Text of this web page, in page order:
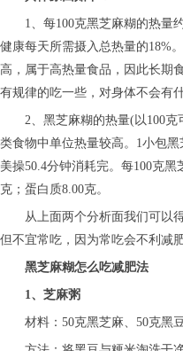
1、每100克黑芝麻糊的热量
健康每天所需摄入总热量的18%
高，属于高热量食品，因此长期
有规律的吃一些，对身体不会有
2、黑芝麻糊的热量(以100克
类食物中单位热量较高。1小包
美操50.4分钟消耗完。每100克
克；蛋白质8.00克。
从上面两个分析面我们可以得
但不宜常吃，因为常吃会不利减肥
黑芝麻糊怎么吃减肥法
1、芝麻粥
材料：50克黑芝麻、50克黑豆